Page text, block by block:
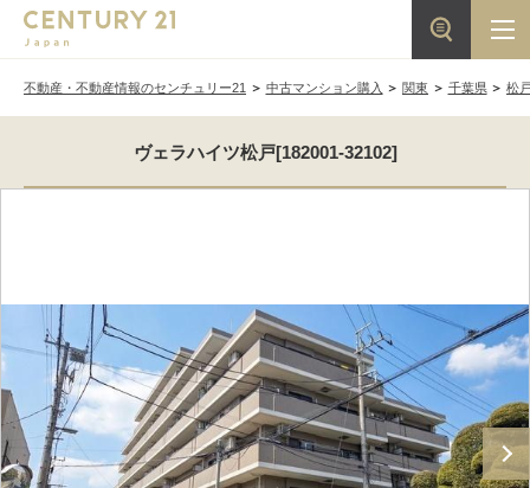
不動産・不動産情報のセンチュリー21 中古マンション購入 関東 千葉県 松
ヴェラハイツ松戸[182001-32102]